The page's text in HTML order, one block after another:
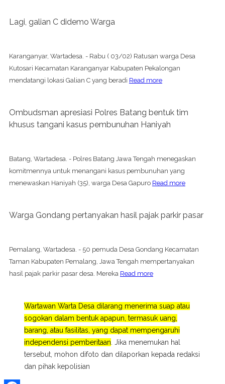
Lagi, galian C didemo Warga
Karanganyar, Wartadesa. - Rabu ( 03/02) Ratusan warga Desa
Kutosari Kecamatan Karanganyar Kabupaten Pekalongan
mendatangi lokasi Galian C yang beradi Read more
Ombudsman apresiasi Polres Batang bentuk tim
khusus tangani kasus pembunuhan Haniyah
Batang, Wartadesa. - Polres Batang Jawa Tengah menegaskan
komitmennya untuk menangani kasus pembunuhan yang
menewaskan Haniyah (35), warga Desa Gapuro Read more
Warga Gondang pertanyakan hasil pajak parkir pasar
Pemalang, Wartadesa. - 50 pemuda Desa Gondang Kecamatan
Taman Kabupaten Pemalang, Jawa Tengah mempertanyakan
hasil pajak parkir pasar desa. Mereka Read more
Wartawan Warta Desa dilarang menerima suap atau
sogokan dalam bentuk apapun, termasuk uang,
barang, atau fasilitas, yang dapat mempengaruhi
independensi pemberitaan . Jika menemukan hal
tersebut, mohon difoto dan dilaporkan kepada redaksi
dan pihak kepolisian